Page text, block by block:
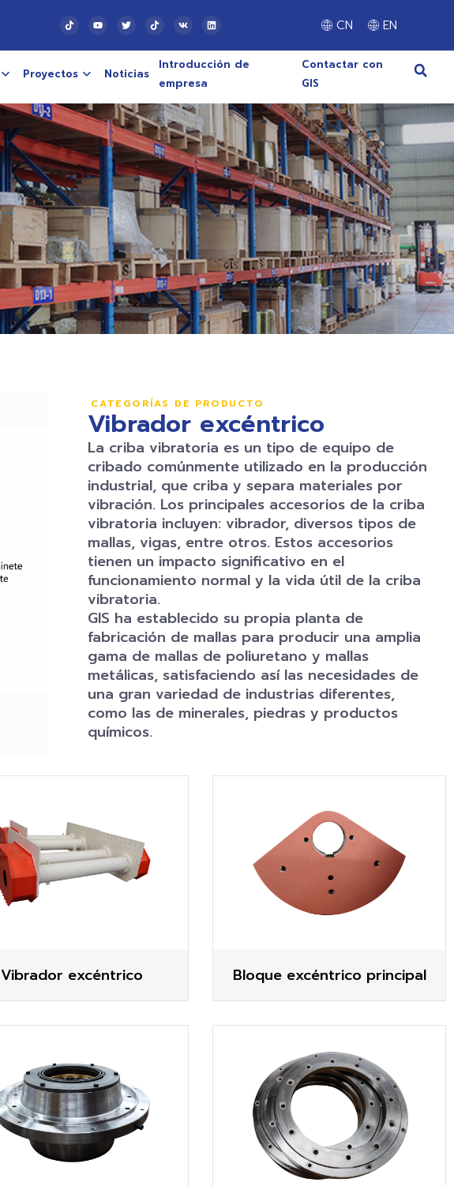
CN EN
Proyectos Noticias
Introducción de
empresa
Contactar con
GIS
CATEGORÍAS DE PRODUCTO
Vibrador excéntrico
La criba vibratoria es un tipo de equipo de
cribado comúnmente utilizado en la producción
industrial, que criba y separa materiales por
vibración. Los principales accesorios de la criba
vibratoria incluyen: vibrador, diversos tipos de
mallas, vigas, entre otros. Estos accesorios
tienen un impacto significativo en el
funcionamiento normal y la vida útil de la criba
vibratoria.
GIS ha establecido su propia planta de
fabricación de mallas para producir una amplia
gama de mallas de poliuretano y mallas
metálicas, satisfaciendo así las necesidades de
una gran variedad de industrias diferentes,
como las de minerales, piedras y productos
químicos.
Vibrador excéntrico Bloque excéntrico principal